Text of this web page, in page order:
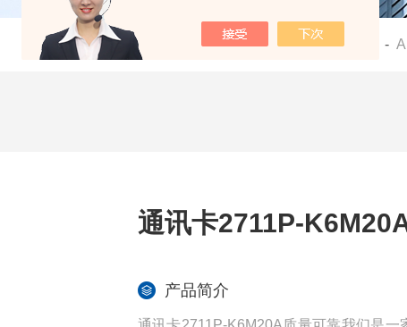
当前位置： 首页-产品中心 -
通讯卡2711P-
产品简介